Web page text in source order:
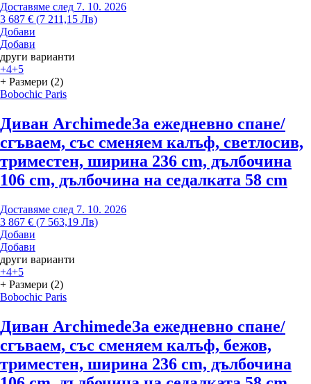
Доставяме след 7. 10. 2026
3 687 € (7 211,15 Лв)
Добави
Добави
други варианти
+4+5
+ Размери (2)
Bobochic Paris
Диван ArchimedeЗа ежедневно спане/
сгъваем, със сменяем калъф, светлосив,
триместен, ширина 236 cm, дълбочина
106 cm, дълбочина на седалката 58 cm
Доставяме след 7. 10. 2026
3 867 € (7 563,19 Лв)
Добави
Добави
други варианти
+4+5
+ Размери (2)
Bobochic Paris
Диван ArchimedeЗа ежедневно спане/
сгъваем, със сменяем калъф, бежов,
триместен, ширина 236 cm, дълбочина